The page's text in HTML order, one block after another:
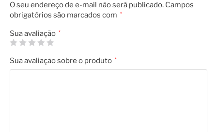
O seu endereço de e-mail não será publicado. Campos
obrigatórios são marcados com *
Sua avaliação *
Sua avaliação sobre o produto *